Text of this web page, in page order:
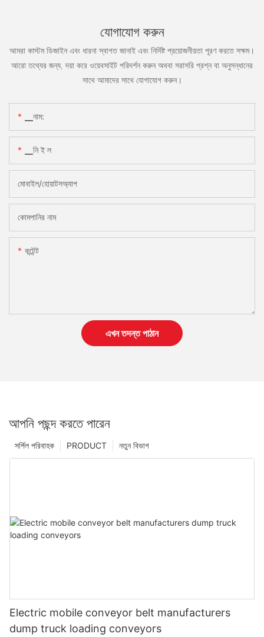
যোগাযোগ করুন
আমরা কাস্টম ডিজাইন এবং ধারনা স্বাগত জানাই এবং নির্দিষ্ট প্রয়োজনীয়তা পূরণ করতে সক্ষম।
আরো তথ্যের জন্য, দয়া করে ওয়েবসাইট পরিদর্শন করুন অথবা সরাসরি প্রশ্ন বা অনুসন্ধানের
সাথে আমাদের সাথে যোগাযোগ করুন।
▁নাম:
▁নি ই ল
মোবাইল/হোয়াটসঅ্যাপ
কোমপানির নাম
কন্টেন্ট
এখন তদন্ত পাঠান
আপনি পছন্দ করতে পারেন
নতুন বিভাগ
PRODUCT
সর্পিল পরিবাহক
Electric mobile conveyor belt manufacturers
dump truck loading conveyors